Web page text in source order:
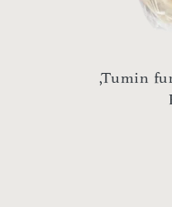
,Tumin